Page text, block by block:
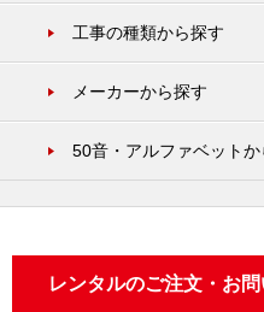
工事の種類から探す
メーカーから探す
50音・アルファベットか
レンタルのご注文・お